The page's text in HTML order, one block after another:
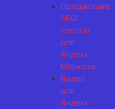
Продающие
SEO
тексты
для
Яндекс
Маркета
Видео
для
Яндекс